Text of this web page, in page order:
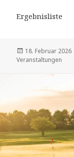
Ergebnisliste
Veröffentlicht
am
18. Februar 2026
Veranstaltungen